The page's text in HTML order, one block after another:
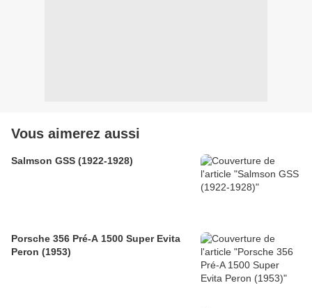
Vous aimerez aussi
Salmson GSS (1922-1928)
Porsche 356 Pré-A 1500 Super Evita
Peron (1953)